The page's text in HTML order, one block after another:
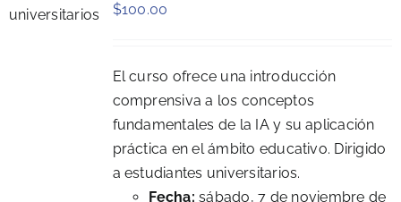
$100.00
El curso ofrece una introducción
comprensiva a los conceptos
fundamentales de la IA y su aplicación
práctica en el ámbito educativo. Dirigido
a estudiantes universitarios.
Fecha:sábado, 7 de noviembre de